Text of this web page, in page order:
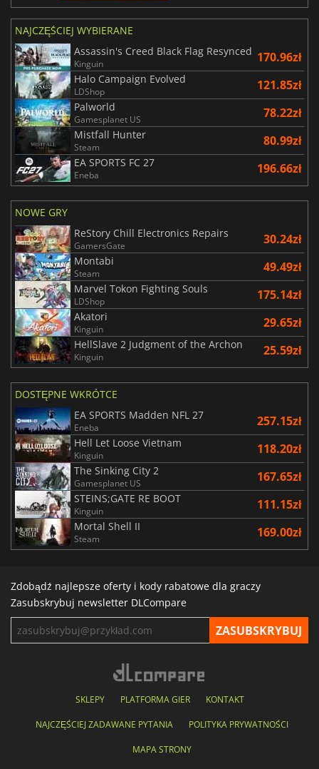
NAJCZĘŚCIEJ WYBIERANE
Assassin's Creed Black Flag Resynced
Kinguin 170.96zł
Halo Campaign Evolved
LDShop 121.85zł
Palworld
Gamesplanet US 78.22zł
Mistfall Hunter
Steam 80.99zł
EA SPORTS FC 27
Eneba 196.66zł
NOWE GRY
ReStory Chill Electronics Repairs
GamersGate 30.24zł
Montabi
Steam 49.49zł
Marvel Tokon Fighting Souls
LDShop 175.14zł
Akatori
Kinguin 29.65zł
HellSlave 2 Judgment of the Archon
Kinguin 25.59zł
DOSTĘPNE WKRÓTCE
EA SPORTS Madden NFL 27
Eneba 257.15zł
Hell Let Loose Vietnam
Kinguin 118.20zł
The Sinking City 2
Gamesplanet US 167.65zł
STEINS;GATE RE BOOT
Kinguin 111.15zł
Mortal Shell II
Steam 169.00zł
Zdobądź najlepsze oferty i kody rabatowe dla graczy
Zasubskrybuj newsletter DLCompare
SKLEPY PLATFORMA GIER KONTAKT
NAJCZĘŚCIEJ ZADAWANE PYTANIA POLITYKA PRYWATNOŚCI
MAPA STRONY